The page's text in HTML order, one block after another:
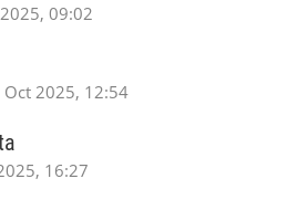
09:02
2025, 12:54
16:27